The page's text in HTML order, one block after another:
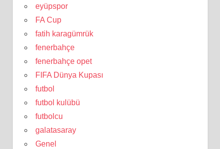
eyüpspor
FA Cup
fatih karagümrük
fenerbahçe
fenerbahçe opet
FIFA Dünya Kupası
futbol
futbol kulübü
futbolcu
galatasaray
Genel